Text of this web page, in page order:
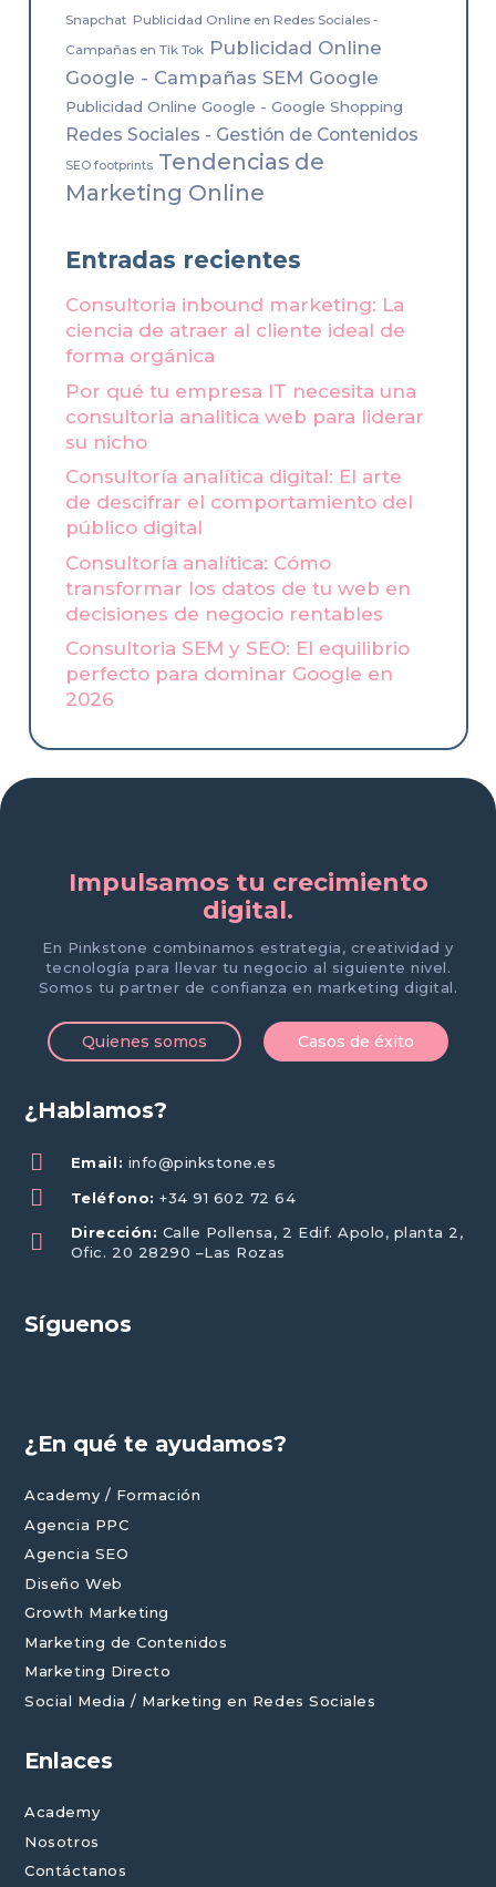
Snapchat Publicidad Online en Redes Sociales -
Campañas en Tik Tok Publicidad Online
Google - Campañas SEM Google
Publicidad Online Google - Google Shopping
Redes Sociales - Gestión de Contenidos
SEO footprints Tendencias de
Marketing Online
Entradas recientes
Consultoria inbound marketing: La
ciencia de atraer al cliente ideal de
forma orgánica
Por qué tu empresa IT necesita una
consultoria analitica web para liderar
su nicho
Consultoría analítica digital: El arte
de descifrar el comportamiento del
público digital
Consultoría analítica: Cómo
transformar los datos de tu web en
decisiones de negocio rentables
Consultoria SEM y SEO: El equilibrio
perfecto para dominar Google en
2026
Impulsamos tu crecimiento
digital.
En Pinkstone combinamos estrategia, creatividad y
tecnología para llevar tu negocio al siguiente nivel.
Somos tu partner de confianza en marketing digital.
Quienes somos Casos de éxito
¿Hablamos?
Email: info@pinkstone.es
Teléfono: +34 91 602 72 64
Dirección: Calle Pollensa, 2 Edif. Apolo, planta 2,
Ofic. 20 28290 –Las Rozas
Síguenos
¿En qué te ayudamos?
Academy / Formación
Agencia PPC
Agencia SEO
Diseño Web
Growth Marketing
Marketing de Contenidos
Marketing Directo
Social Media / Marketing en Redes Sociales
Enlaces
Academy
Nosotros
Contáctanos